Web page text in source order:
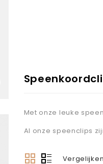
Met onze leuke
Al onze speenclips